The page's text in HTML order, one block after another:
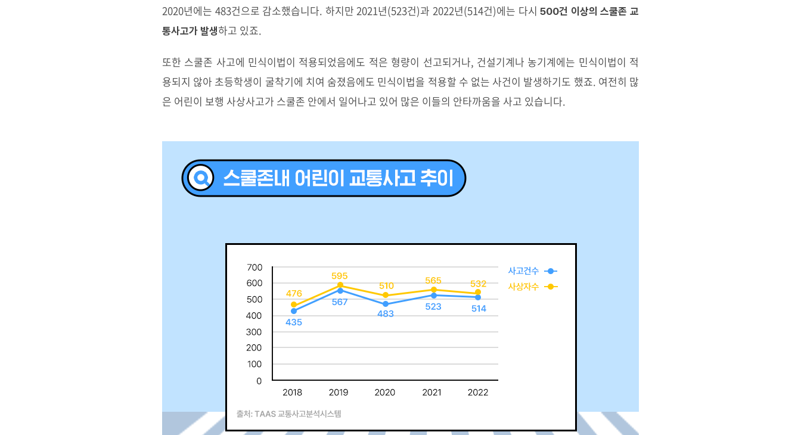
2020년에는 483건으로 감소했습니다. 하지만 2021년(523건)과 2022년(514건)에는 다시500건 이상의 스쿨존 교
통사고가 발생하고 있죠.
또한 스쿨존 사고에 민식이법이 적용되었음에도 적은 형량이 선고되거나, 건설기계나 농기계에는 민식이법이 적
용되지 않아 초등학생이 굴착기에 치여 숨졌음에도 민식이법을 적용할 수 없는 사건이 발생하기도 했죠. 여전히 많
은 어린이 보행 사상사고가 스쿨존 안에서 일어나고 있어 많은 이들의 안타까움을 사고 있습니다.